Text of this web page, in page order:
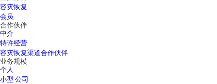
容灾恢复
会员
合作伙伴
中介
特许经营
容灾恢复渠道合作伙伴
业务规模
个人
小型 公司